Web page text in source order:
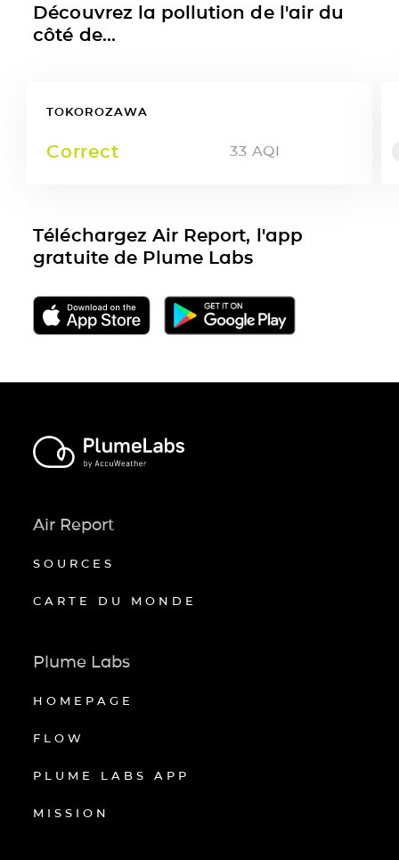
Découvrez la pollution de l'air du
côté de...
TOKOROZAWA
Correct 33 AQI
Téléchargez Air Report, l'app
gratuite de Plume Labs
Air Report
SOURCES
CARTE DU MONDE
Plume Labs
HOMEPAGE
FLOW
PLUME LABS APP
MISSION